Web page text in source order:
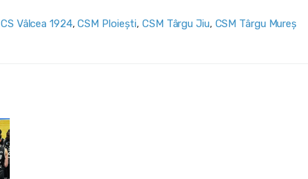
CS Vâlcea 1924,CSM Ploiești,CSM Târgu Jiu, CSM Târgu Mureș